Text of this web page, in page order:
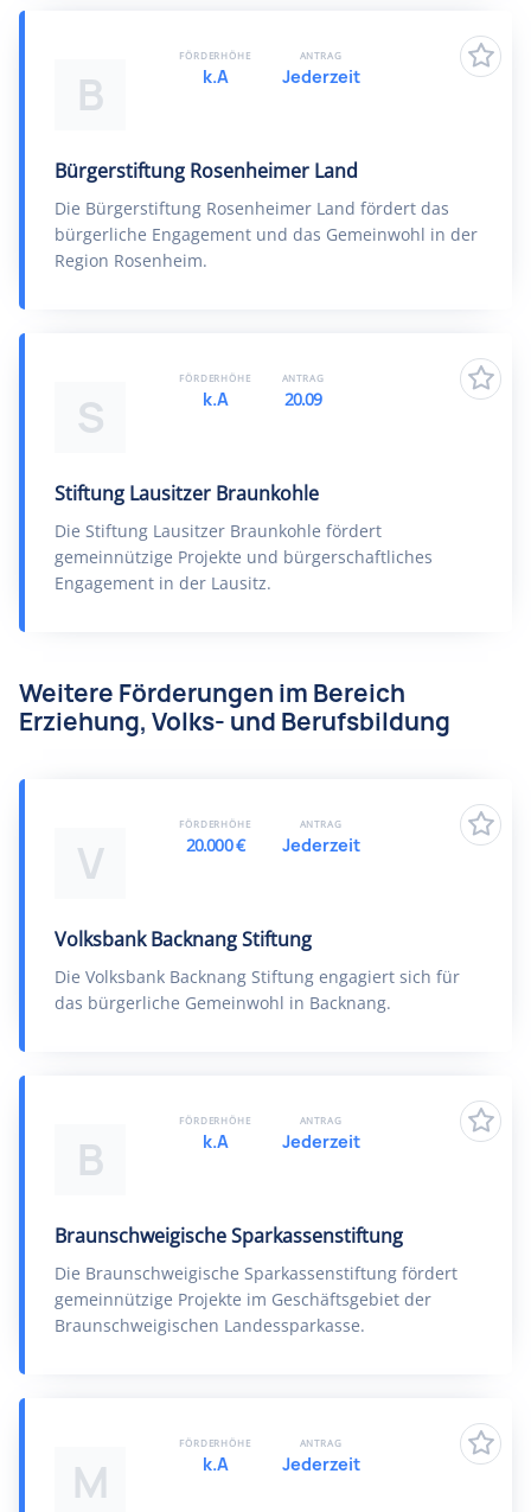
B
Bürgerstiftung Rosenheimer Land
Die Bürgerstiftung Rosenheimer Land fördert das
bürgerliche Engagement und das Gemeinwohl in der
Region Rosenheim.
FÖRDERHÖHE
k.A
ANTRAG
Jederzeit
S
Stiftung Lausitzer Braunkohle
Die Stiftung Lausitzer Braunkohle fördert
gemeinnützige Projekte und bürgerschaftliches
Engagement in der Lausitz.
FÖRDERHÖHE
k.A
ANTRAG
20.09
Weitere Förderungen im Bereich
Erziehung, Volks- und Berufsbildung
V
Volksbank Backnang Stiftung
Die Volksbank Backnang Stiftung engagiert sich für
das bürgerliche Gemeinwohl in Backnang.
FÖRDERHÖHE
20.000 €
ANTRAG
Jederzeit
B
Braunschweigische Sparkassenstiftung
Die Braunschweigische Sparkassenstiftung fördert
gemeinnützige Projekte im Geschäftsgebiet der
Braunschweigischen Landessparkasse.
FÖRDERHÖHE
k.A
ANTRAG
Jederzeit
M
FÖRDERHÖHE
k.A
ANTRAG
Jederzeit